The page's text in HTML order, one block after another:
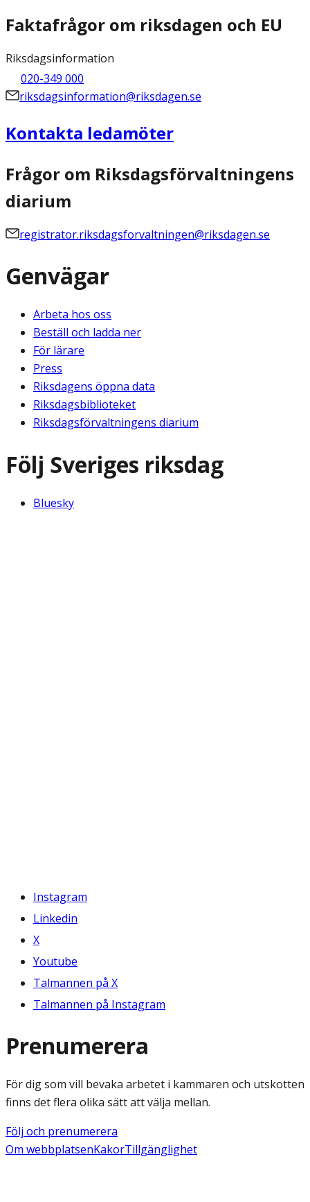
Faktafrågor om riksdagen och EU
Riksdagsinformation
020-349 000
riksdagsinformation@riksdagen.se
Kontakta ledamöter
Frågor om Riksdagsförvaltningens
diarium
registrator.riksdagsforvaltningen@riksdagen.se
Genvägar
Arbeta hos oss
Beställ och ladda ner
För lärare
Press
Riksdagens öppna data
Riksdagsbiblioteket
Riksdagsförvaltningens diarium
Följ Sveriges riksdag
Bluesky
Instagram
Linkedin
X
Youtube
Talmannen på X
Talmannen på Instagram
Prenumerera
För dig som vill bevaka arbetet i kammaren och utskotten
finns det flera olika sätt att välja mellan.
Följ och prenumerera
Om webbplatsenKakorTillgänglighet